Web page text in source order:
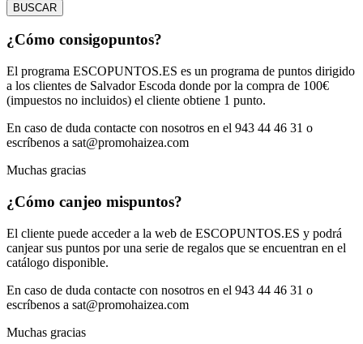
BUSCAR
¿Cómo consigopuntos?
El programa ESCOPUNTOS.ES es un programa de puntos dirigido
a los clientes de Salvador Escoda donde por la compra de 100€
(impuestos no incluidos) el cliente obtiene 1 punto.
En caso de duda contacte con nosotros en el 943 44 46 31 o
escríbenos a sat@promohaizea.com
Muchas gracias
¿Cómo canjeo mispuntos?
El cliente puede acceder a la web de ESCOPUNTOS.ES y podrá
canjear sus puntos por una serie de regalos que se encuentran en el
catálogo disponible.
En caso de duda contacte con nosotros en el 943 44 46 31 o
escríbenos a sat@promohaizea.com
Muchas gracias